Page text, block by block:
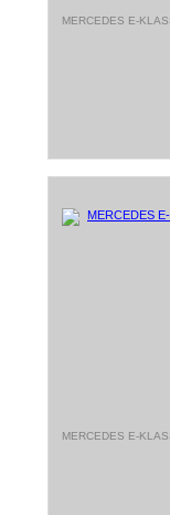
MERCEDES E-
MERCEDES E-